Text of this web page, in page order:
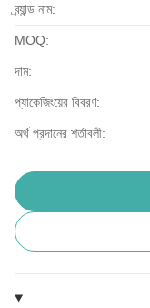
ব্র্যান্ড নাম:
MOQ:
দাম:
প্যাকেজিংয়ের বিবরণ:
অর্থ প্রদানের শর্তাবলী: